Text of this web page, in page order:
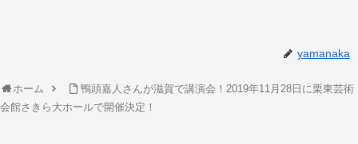
yamanaka
ホーム
鴨頭嘉人さんが滋賀で講演会！2019年11月28日に栗東芸術
会館さきら大ホールで開催決定！